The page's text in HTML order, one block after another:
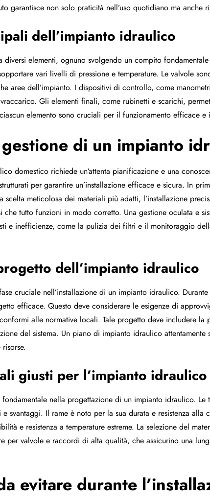
garantisce non solo praticità nell’uso quotidiano ma
dell’impianto idraulico
diversi elementi, ognuno svolgendo un compito
vari livelli di pressione e temperature. Le valvole
aree dell’impianto. I dispositivi di controllo, come
Gli elementi finali, come rubinetti e scarichi,
elemento sono cruciali per il funzionamento efficace
di un impianto
domestico richiede un’attenta pianificazione e una
per garantire un’installazione efficace e sicura. In
scelta meticolosa dei materiali più adatti, l’installazione
che tutto funzioni in modo corretto. Una gestione oculata e
e inefficienze, come la pulizia dei filtri e il monitoraggio
dell’impianto idraulico
cruciale nell’installazione di un impianto idraulico.
efficace. Questo deve considerare le esigenze di
alle normative locali. Tale progetto deve includere
del sistema. Un piano di impianto idraulico
giusti per l’impianto idraulico
nella progettazione di un impianto idraulico.
svantaggi. Il rame è noto per la sua durata e resistenza
e resistenza a temperature estreme. La selezione del
per valvole e raccordi di alta qualità, che assicurino una
evitare durante